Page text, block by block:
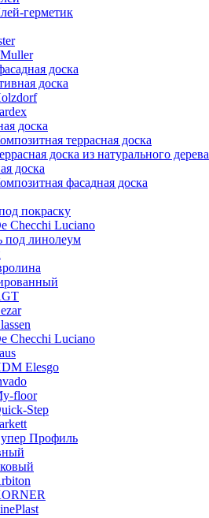
герметик
доска
доска
доска
террасная доска
доска из натурального дерева
доска
фасадная доска
покраску
Checchi Luciano
под линолеум
Checchi Luciano
Elesgo
floor
Step
Профиль